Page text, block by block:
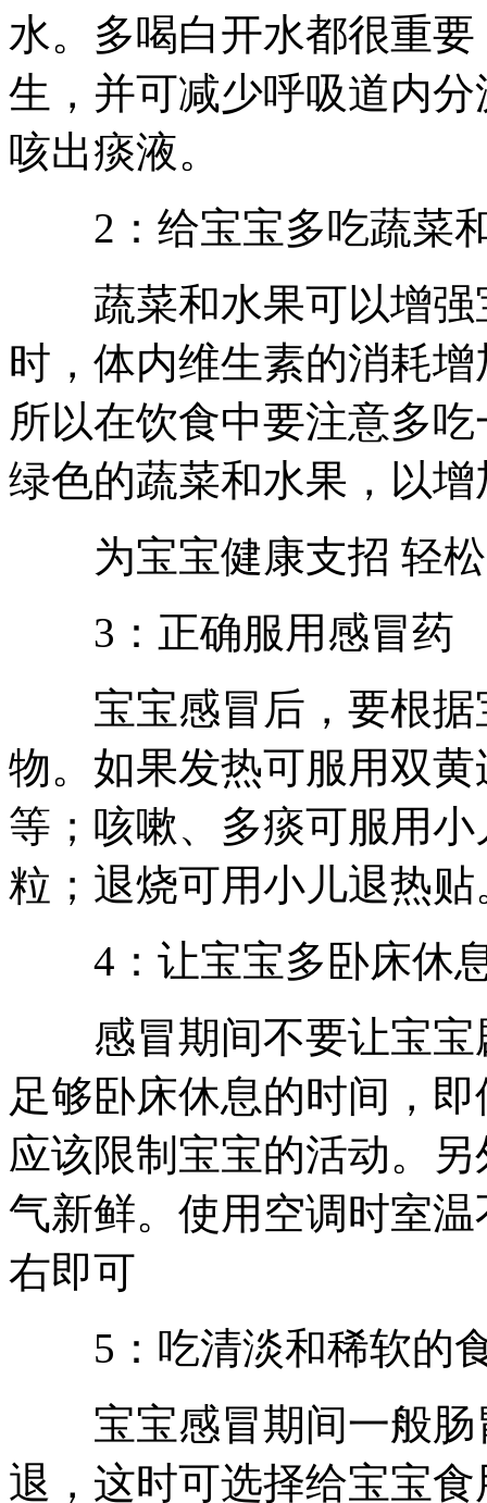
水。多喝白开水都很重
生，并可减少呼吸道内
咳出痰液。
2：给宝宝多吃蔬菜
蔬菜和水果可以增强
时，体内维生素的消耗
所以在饮食中要注意多
绿色的蔬菜和水果，以
为宝宝健康支招 轻松
3：正确服用感冒药
宝宝感冒后，要根据
物。如果发热可服用双
等；咳嗽、多痰可服用
粒；退烧可用小儿退热贴
4：让宝宝多卧床休
感冒期间不要让宝宝
足够卧床休息的时间，
应该限制宝宝的活动。
气新鲜。使用空调时室
右即可
5：吃清淡和稀软的
宝宝感冒期间一般肠
退，这时可选择给宝宝